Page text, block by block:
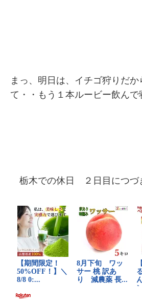
まっ、明日は、イチゴ狩りだか
て・・もう１本ルービー飲んで
栃木での休日 ２日目につづ